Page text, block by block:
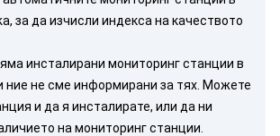
за да изчисли индекса на качеството
инсталирани мониторинг станции в
ние не сме информирани за тях. Можете
и да я инсталирате, или да ни
на мониторинг станции.